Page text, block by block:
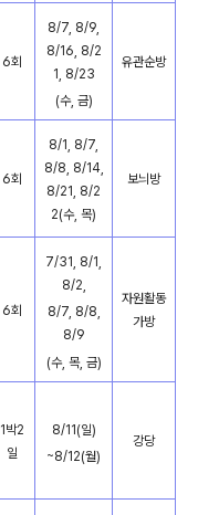
6회
8/7, 8/9,
8/16, 8/2
1, 8/23
(수, 금)
유관순방
6회
8/1, 8/7,
8/8, 8/14,
8/21, 8/2
2(수, 목)
보늬방
6회
7/31, 8/1,
8/2,
8/7, 8/8,
8/9
(수, 목, 금)
자원활동
가방
1박2
일
8/11(일)
~8/12(월)
강당